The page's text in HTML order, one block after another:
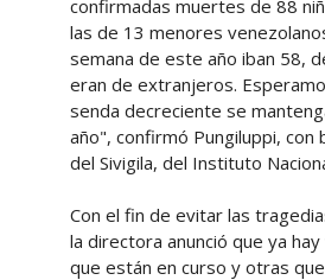
confirmadas muertes de 88
las de 13 menores
semana de este año iban 58,
eran de extranjeros.
senda decreciente se
año", confirmó Pungiluppi, con
del Sivigila, del Instituto
Con el fin de evitar las
la directora anunció que ya
que están en curso y otras